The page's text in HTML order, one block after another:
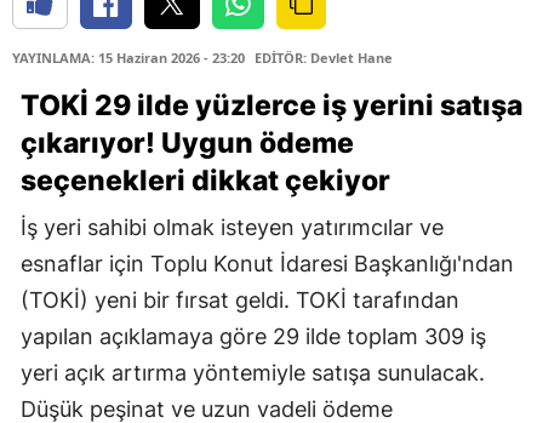
YAYINLAMA: 15 Haziran 2026 - 23:20 EDİTÖR: Devlet Hane
TOKİ 29 ilde yüzlerce iş yerini satışa
çıkarıyor! Uygun ödeme
seçenekleri dikkat çekiyor
İş yeri sahibi olmak isteyen yatırımcılar ve
esnaflar için Toplu Konut İdaresi Başkanlığı'ndan
(TOKİ) yeni bir fırsat geldi. TOKİ tarafından
yapılan açıklamaya göre 29 ilde toplam 309 iş
yeri açık artırma yöntemiyle satışa sunulacak.
Düşük peşinat ve uzun vadeli ödeme